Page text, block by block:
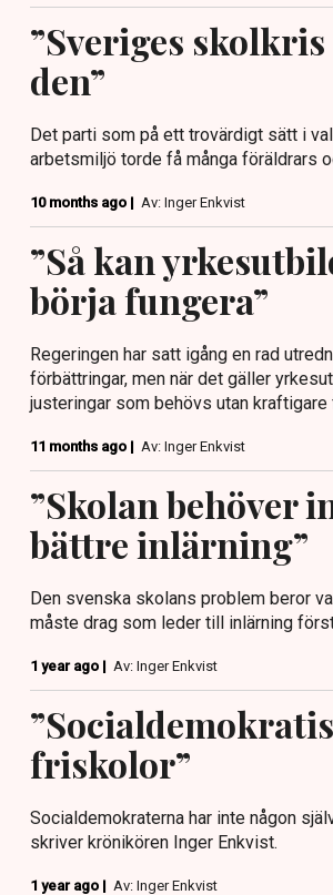
”Sveriges
den”
Det parti som på ett trovärdigt sätt i
arbetsmiljö torde få många föräldrars
10 months ago | Av: Inger Enkvist
”Så kan
börja fungera”
Regeringen har satt igång en rad
förbättringar, men när det gäller
justeringar som behövs utan
11 months ago | Av: Inger Enkvist
”Skolan behöver
bättre inlärning”
Den svenska skolans problem beror
måste drag som leder till inlärning
1 year ago | Av: Inger Enkvist
friskolor”
Socialdemokraterna har inte någon
skriver krönikören Inger Enkvist.
1 year ago | Av: Inger Enkvist